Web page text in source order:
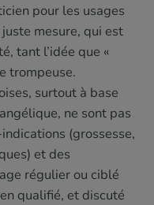
pour les usages
mesure, qui est
tant l’idée que «
trompeuse.
surtout à base
ne sont pas
(grossesse,
et des
régulier ou ciblé
qualifié, et discuté